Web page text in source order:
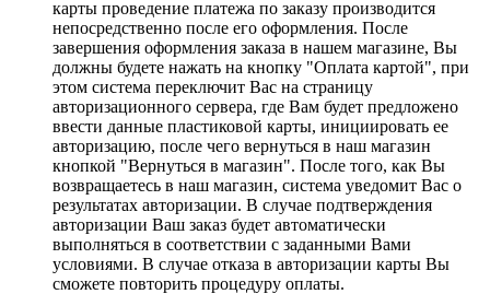
карты проведение платежа по заказу производится
непосредственно после его оформления. После
завершения оформления заказа в нашем магазине, Вы
должны будете нажать на кнопку "Оплата картой", при
этом система переключит Вас на страницу
авторизационного сервера, где Вам будет предложено
ввести данные пластиковой карты, инициировать ее
авторизацию, после чего вернуться в наш магазин
кнопкой "Вернуться в магазин". После того, как Вы
возвращаетесь в наш магазин, система уведомит Вас о
результатах авторизации. В случае подтверждения
авторизации Ваш заказ будет автоматически
выполняться в соответствии с заданными Вами
условиями. В случае отказа в авторизации карты Вы
сможете повторить процедуру оплаты.